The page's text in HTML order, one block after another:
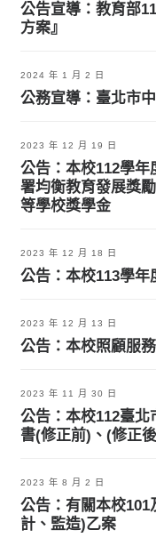
公告宣導：教育部
方案』
2024 年 1 月 2 日
公務宣導：臺北市
2023 年 12 月 19 日
公告：本校112學年
署均衡教育發展獎
等學校獎學金
2023 年 12 月 18 日
公告：本校113學
2023 年 12 月 13 日
公告：本校照顧服
2023 年 11 月 30 日
公告：本校112臺
書(修正前)、(修正
2023 年 8 月 2 日
公告：有關本校101
計、監造)乙案